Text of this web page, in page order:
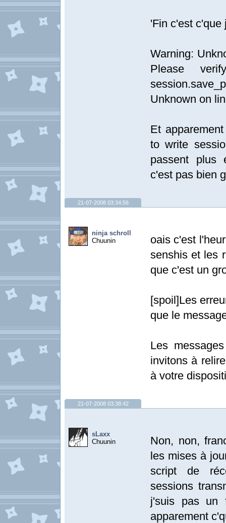
'Fin c'est c'que
Warning:
Please
Unknown on
Et
to write
passent plus
c'est pas bien
21-07-2008 03:34:56
ninja schroll
Chuunin
oais c'est
senshis et les
que c'est un
[spoil]Les
que le
Les
invitons à
à votre
21-07-2008 03:38:42
sLaxx
Chuunin
Non, non,
les mises à
script de
sessions
j'suis pas un
apparement